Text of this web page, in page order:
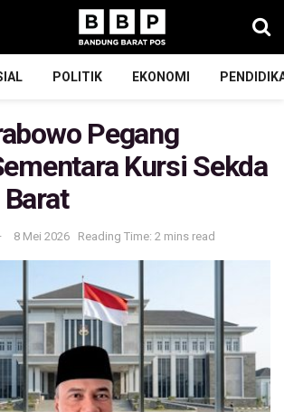
POLITIK EKONOMI
Pegang
Kursi Sekda
8 Mei 2026 Reading Time: 2 mins read